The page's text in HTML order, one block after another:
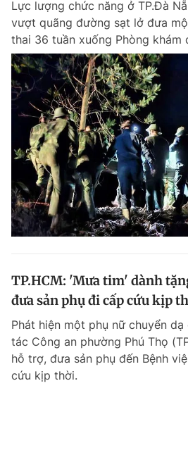
Lực lượng chức năng ở TP.Đà
vượt quãng đường sạt lở đưa
thai 36 tuần xuống Phòng khám
TP.HCM: 'Mưa tim' dành
đưa sản phụ đi cấp cứu kịp
Phát hiện một phụ nữ chuyển
tác Công an phường Phú Thọ
hỗ trợ, đưa sản phụ đến Bệnh
cứu kịp thời.